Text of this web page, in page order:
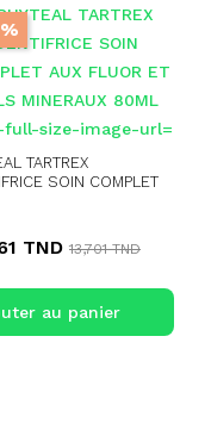
TARTREX
SOIN COMPLET
TND 13,701 TND
au panier